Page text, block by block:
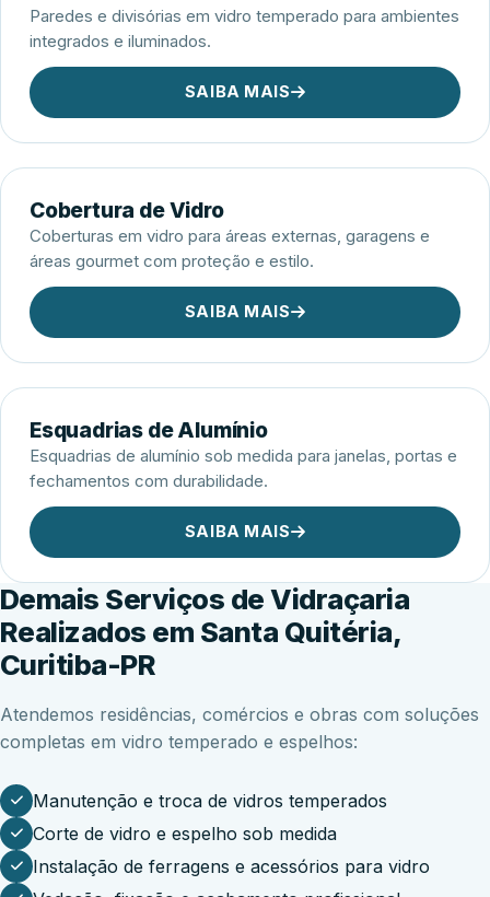
Paredes e divisórias em vidro temperado para ambientes
integrados e iluminados.
SAIBA MAIS
Cobertura de Vidro
Coberturas em vidro para áreas externas, garagens e
áreas gourmet com proteção e estilo.
SAIBA MAIS
Esquadrias de Alumínio
Esquadrias de alumínio sob medida para janelas, portas e
fechamentos com durabilidade.
SAIBA MAIS
Demais Serviços de Vidraçaria
Realizados em Santa Quitéria,
Curitiba-PR
Atendemos residências, comércios e obras com soluções
completas em vidro temperado e espelhos:
Manutenção e troca de vidros temperados
Corte de vidro e espelho sob medida
Instalação de ferragens e acessórios para vidro